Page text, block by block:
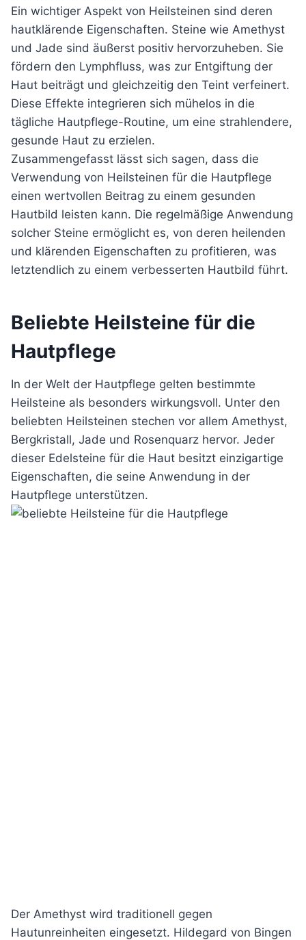
Ein wichtiger Aspekt von Heilsteinen sind deren
hautklärende Eigenschaften. Steine wie Amethyst
und Jade sind äußerst positiv hervorzuheben. Sie
fördern den Lymphfluss, was zur Entgiftung der
Haut beiträgt und gleichzeitig den Teint verfeinert.
Diese Effekte integrieren sich mühelos in die
tägliche Hautpflege-Routine, um eine strahlendere,
gesunde Haut zu erzielen.
Zusammengefasst lässt sich sagen, dass die
Verwendung von Heilsteinen für die Hautpflege
einen wertvollen Beitrag zu einem gesunden
Hautbild leisten kann. Die regelmäßige Anwendung
solcher Steine ermöglicht es, von deren heilenden
und klärenden Eigenschaften zu profitieren, was
letztendlich zu einem verbesserten Hautbild führt.
Beliebte Heilsteine für die
Hautpflege
In der Welt der Hautpflege gelten bestimmte
Heilsteine als besonders wirkungsvoll. Unter den
beliebten Heilsteinen stechen vor allem Amethyst,
Bergkristall, Jade und Rosenquarz hervor. Jeder
dieser Edelsteine für die Haut besitzt einzigartige
Eigenschaften, die seine Anwendung in der
Hautpflege unterstützen.
Der Amethyst wird traditionell gegen
Hautunreinheiten eingesetzt. Hildegard von Bingen